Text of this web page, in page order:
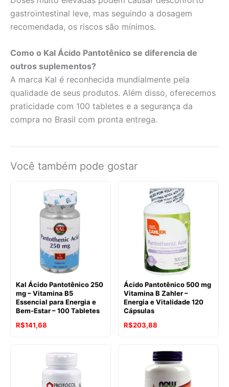
gastrointestinal leve, mas seguindo a dosagem
recomendada, os riscos são mínimos.
Como o Kal Ácido Pantotênico se diferencia de
outros suplementos?
A marca Kal é reconhecida mundialmente pela
qualidade de seus produtos. Além disso, oferecemos
praticidade com 100 tabletes e a segurança da
compra no Brasil com pronta entrega.
Você também pode gostar
Kal Ácido Pantotênico 250
mg – Vitamina B5
Essencial para Energia e
Bem-Estar – 100 Tabletes
R$141,68
Ácido Pantotênico 500 mg
Vitamina B Zahler –
Energia e Vitalidade 120
Cápsulas
R$203,88